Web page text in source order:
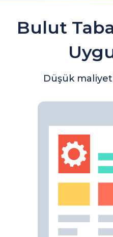
Bulut
Düşük